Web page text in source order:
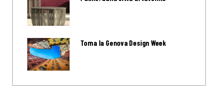
Torna la Genova Design Week